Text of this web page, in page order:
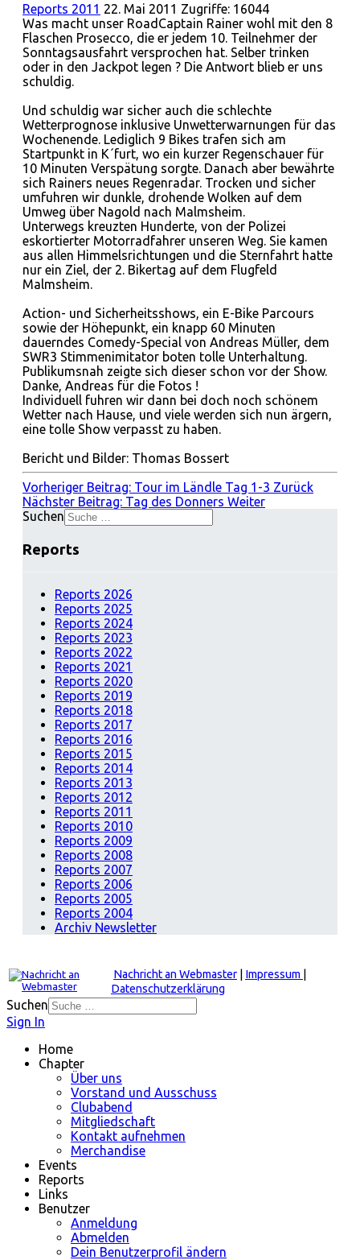
Reports 2011 22. Mai 2011 Zugriffe: 16044
Was macht unser RoadCaptain Rainer wohl mit den 8
Flaschen Prosecco, die er jedem 10. Teilnehmer der
Sonntagsausfahrt versprochen hat. Selber trinken
oder in den Jackpot legen ? Die Antwort blieb er uns
schuldig.
Und schuldig war sicher auch die schlechte
Wetterprognose inklusive Unwetterwarnungen für das
Wochenende. Lediglich 9 Bikes trafen sich am
Startpunkt in K´furt, wo ein kurzer Regenschauer für
10 Minuten Verspätung sorgte. Danach aber bewährte
sich Rainers neues Regenradar. Trocken und sicher
umfuhren wir dunkle, drohende Wolken auf dem
Umweg über Nagold nach Malmsheim.
Unterwegs kreuzten Hunderte, von der Polizei
eskortierter Motorradfahrer unseren Weg. Sie kamen
aus allen Himmelsrichtungen und die Sternfahrt hatte
nur ein Ziel, der 2. Bikertag auf dem Flugfeld
Malmsheim.
Action- und Sicherheitsshows, ein E-Bike Parcours
sowie der Höhepunkt, ein knapp 60 Minuten
dauerndes Comedy-Special von Andreas Müller, dem
SWR3 Stimmenimitator boten tolle Unterhaltung.
Publikumsnah zeigte sich dieser schon vor der Show.
Danke, Andreas für die Fotos !
Individuell fuhren wir dann bei doch noch schönem
Wetter nach Hause, und viele werden sich nun ärgern,
eine tolle Show verpasst zu haben.
Bericht und Bilder: Thomas Bossert
Vorheriger Beitrag: Tour im Ländle Tag 1-3 Zurück
Nächster Beitrag: Tag des Donners Weiter
Suchen
Reports
Reports 2026
Reports 2025
Reports 2024
Reports 2023
Reports 2022
Reports 2021
Reports 2020
Reports 2019
Reports 2018
Reports 2017
Reports 2016
Reports 2015
Reports 2014
Reports 2013
Reports 2012
Reports 2011
Reports 2010
Reports 2009
Reports 2008
Reports 2007
Reports 2006
Reports 2005
Reports 2004
Archiv Newsletter
Nachricht an Webmaster Impressum
Datenschutzerklärung
Suchen
Sign In
Home
Chapter
Über uns
Vorstand und Ausschuss
Clubabend
Mitgliedschaft
Kontakt aufnehmen
Merchandise
Events
Reports
Links
Benutzer
Anmeldung
Abmelden
Dein Benutzerprofil ändern